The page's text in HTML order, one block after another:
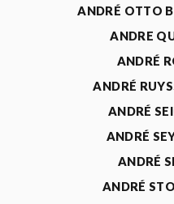
ANDRÉ OTTO
ANDRE
ANDRÉ
ANDRÉ
ANDRÉ
ANDRÉ
ANDRÉ
ANDRÉ